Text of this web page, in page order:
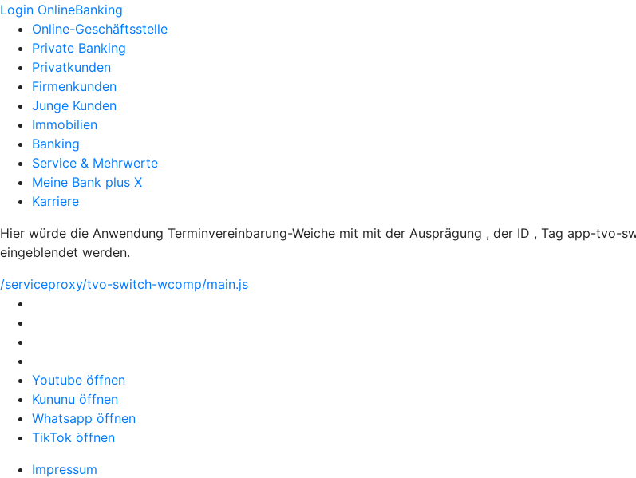
Login OnlineBanking
Online-Geschäftsstelle
Private Banking
Privatkunden
Firmenkunden
Junge Kunden
Immobilien
Banking
Service & Mehrwerte
Meine Bank plus X
Karriere
Hier würde die Anwendung Terminvereinbarung-Weiche mit mit der Ausprägung , der ID , Tag app-
eingeblendet werden.
/serviceproxy/tvo-switch-wcomp/main.js
Youtube öffnen
Kununu öffnen
Whatsapp öffnen
TikTok öffnen
Impressum